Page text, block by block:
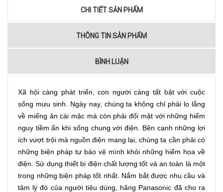
CHI TIẾT SẢN PHẨM
THÔNG TIN SẢN PHẨM
BÌNH LUẬN
Xã hội càng phát triển, con người càng tất bật với cuộc
sống mưu sinh. Ngày nay, chúng ta không chỉ phải lo lắng
về miếng ăn cái mặc mà còn phải đối mặt với những hiểm
nguy tiềm ẩn khi sống chung với điện. Bên cạnh những lợi
ích vượt trội mà nguồn điện mang lại, chúng ta cần phải có
những biện pháp tự bảo vệ mình khỏi những hiểm họa về
điện. Sử dụng thiết bị điện chất lượng tốt và an toàn là một
trong những biện pháp tốt nhất. Nắm bắt được nhu cầu và
tâm lý đó của người tiêu dùng, hãng Panasonic đã cho ra